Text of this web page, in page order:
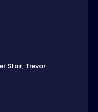
Stair, Trevor